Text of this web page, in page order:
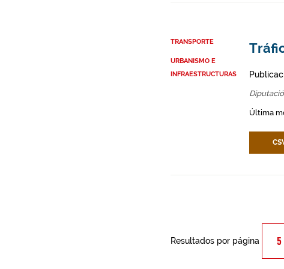
TRANSPORTE
URBANISMO E
INFRAESTRUCTURAS
Última
Resultados por página